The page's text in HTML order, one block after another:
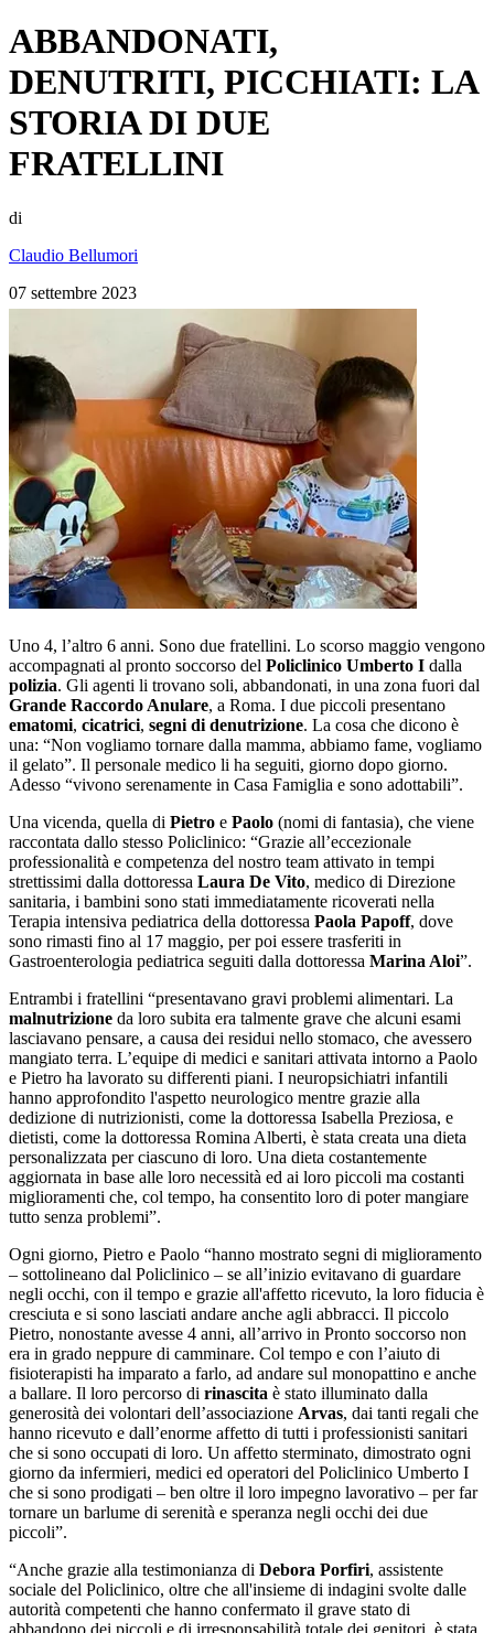
ABBANDONATI,
DENUTRITI, PICCHIATI: LA
STORIA DI DUE
FRATELLINI
di
Claudio Bellumori
07 settembre 2023
Uno 4, l’altro 6 anni. Sono due fratellini. Lo scorso maggio vengono
accompagnati al pronto soccorso del Policlinico Umberto I dalla
polizia. Gli agenti li trovano soli, abbandonati, in una zona fuori dal
Grande Raccordo Anulare, a Roma. I due piccoli presentano
ematomi, cicatrici, segni di denutrizione. La cosa che dicono è
una: “Non vogliamo tornare dalla mamma, abbiamo fame, vogliamo
il gelato”. Il personale medico li ha seguiti, giorno dopo giorno.
Adesso “vivono serenamente in Casa Famiglia e sono adottabili”.
Una vicenda, quella di Pietro e Paolo (nomi di fantasia), che viene
raccontata dallo stesso Policlinico: “Grazie all’eccezionale
professionalità e competenza del nostro team attivato in tempi
strettissimi dalla dottoressa Laura De Vito, medico di Direzione
sanitaria, i bambini sono stati immediatamente ricoverati nella
Terapia intensiva pediatrica della dottoressa Paola Papoff, dove
sono rimasti fino al 17 maggio, per poi essere trasferiti in
Gastroenterologia pediatrica seguiti dalla dottoressa Marina Aloi”.
Entrambi i fratellini “presentavano gravi problemi alimentari. La
malnutrizione da loro subita era talmente grave che alcuni esami
lasciavano pensare, a causa dei residui nello stomaco, che avessero
mangiato terra. L’equipe di medici e sanitari attivata intorno a Paolo
e Pietro ha lavorato su differenti piani. I neuropsichiatri infantili
hanno approfondito l'aspetto neurologico mentre grazie alla
dedizione di nutrizionisti, come la dottoressa Isabella Preziosa, e
dietisti, come la dottoressa Romina Alberti, è stata creata una dieta
personalizzata per ciascuno di loro. Una dieta costantemente
aggiornata in base alle loro necessità ed ai loro piccoli ma costanti
miglioramenti che, col tempo, ha consentito loro di poter mangiare
tutto senza problemi”.
Ogni giorno, Pietro e Paolo “hanno mostrato segni di miglioramento
– sottolineano dal Policlinico – se all’inizio evitavano di guardare
negli occhi, con il tempo e grazie all'affetto ricevuto, la loro fiducia è
cresciuta e si sono lasciati andare anche agli abbracci. Il piccolo
Pietro, nonostante avesse 4 anni, all’arrivo in Pronto soccorso non
era in grado neppure di camminare. Col tempo e con l’aiuto di
fisioterapisti ha imparato a farlo, ad andare sul monopattino e anche
a ballare. Il loro percorso di rinascita è stato illuminato dalla
generosità dei volontari dell’associazione Arvas, dai tanti regali che
hanno ricevuto e dall’enorme affetto di tutti i professionisti sanitari
che si sono occupati di loro. Un affetto sterminato, dimostrato ogni
giorno da infermieri, medici ed operatori del Policlinico Umberto I
che si sono prodigati – ben oltre il loro impegno lavorativo – per far
tornare un barlume di serenità e speranza negli occhi dei due
piccoli”.
“Anche grazie alla testimonianza di Debora Porfiri, assistente
sociale del Policlinico, oltre che all'insieme di indagini svolte dalle
autorità competenti che hanno confermato il grave stato di
abbandono dei piccoli e di irresponsabilità totale dei genitori, è stata